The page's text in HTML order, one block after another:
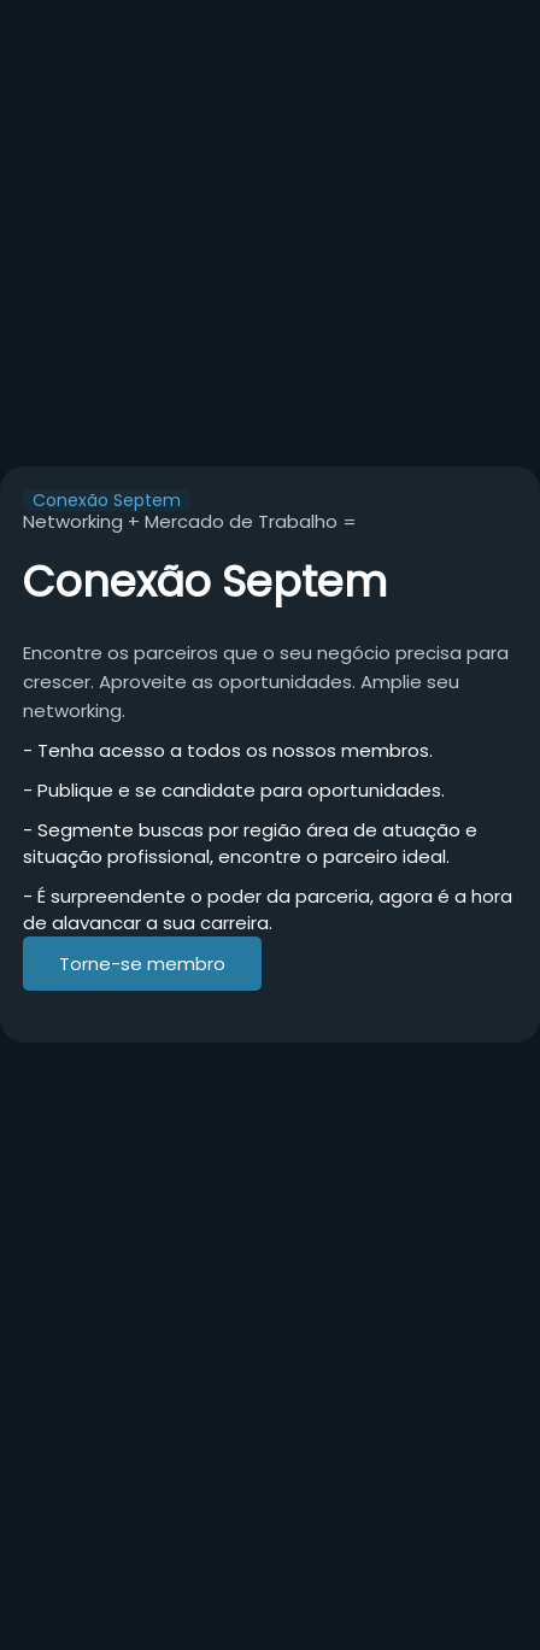
Conexão Septem
Networking + Mercado de Trabalho =
Conexão Septem
Encontre os parceiros que o seu negócio precisa para
crescer. Aproveite as oportunidades. Amplie seu
networking.
- Tenha acesso a todos os nossos membros.
- Publique e se candidate para oportunidades.
- Segmente buscas por região área de atuação e
situação profissional, encontre o parceiro ideal.
- É surpreendente o poder da parceria, agora é a hora
de alavancar a sua carreira.
Torne-se membro